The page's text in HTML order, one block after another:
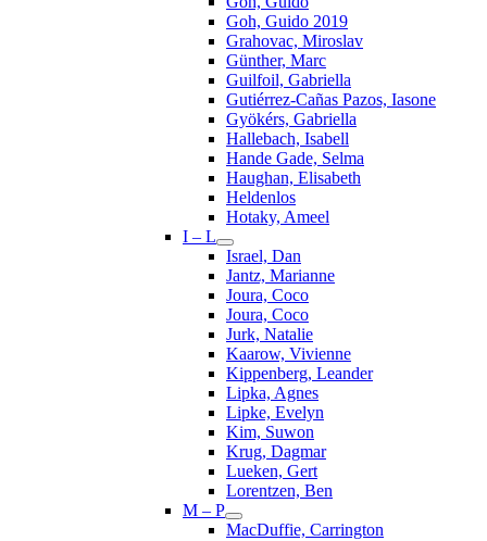
Goh, Guido 2019
Grahovac, Miroslav
Günther, Marc
Guilfoil, Gabriella
Gutiérrez-Cañas Pazos, Iasone
Gyökérs, Gabriella
Hallebach, Isabell
Hande Gade, Selma
Haughan, Elisabeth
Heldenlos
Hotaky, Ameel
I – L
Israel, Dan
Jantz, Marianne
Joura, Coco
Joura, Coco
Jurk, Natalie
Kaarow, Vivienne
Kippenberg, Leander
Lipka, Agnes
Lipke, Evelyn
Kim, Suwon
Krug, Dagmar
Lueken, Gert
Lorentzen, Ben
M – P
MacDuffie, Carrington